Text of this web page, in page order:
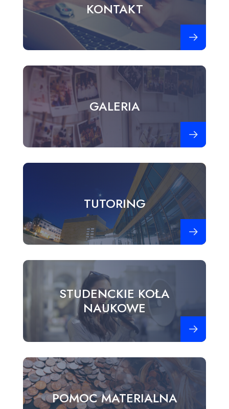
KONTAKT
GALERIA
TUTORING
STUDENCKIE KOŁA
NAUKOWE
POMOC MATERIALNA